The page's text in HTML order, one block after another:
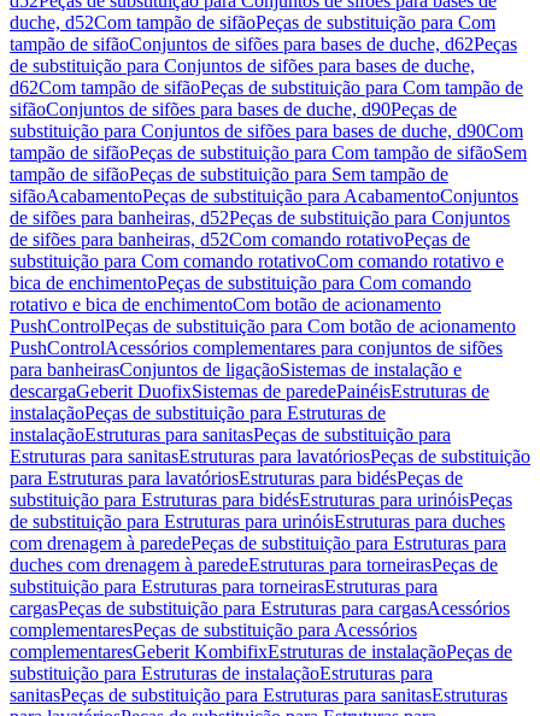
duche, d52Com tampão de sifãoPeças de substituição para Com
tampão de sifãoConjuntos de sifões para bases de duche, d62Peças
de substituição para Conjuntos de sifões para bases de duche,
d62Com tampão de sifãoPeças de substituição para Com tampão de
sifãoConjuntos de sifões para bases de duche, d90Peças de
substituição para Conjuntos de sifões para bases de duche, d90Com
tampão de sifãoPeças de substituição para Com tampão de sifãoSem
tampão de sifãoPeças de substituição para Sem tampão de
sifãoAcabamentoPeças de substituição para AcabamentoConjuntos
de sifões para banheiras, d52Peças de substituição para Conjuntos
de sifões para banheiras, d52Com comando rotativoPeças de
substituição para Com comando rotativoCom comando rotativo e
bica de enchimentoPeças de substituição para Com comando
rotativo e bica de enchimentoCom botão de acionamento
PushControlPeças de substituição para Com botão de acionamento
PushControlAcessórios complementares para conjuntos de sifões
para banheirasConjuntos de ligaçãoSistemas de instalação e
descargaGeberit DuofixSistemas de paredePainéisEstruturas de
instalaçãoPeças de substituição para Estruturas de
instalaçãoEstruturas para sanitasPeças de substituição para
Estruturas para sanitasEstruturas para lavatóriosPeças de substituição
para Estruturas para lavatóriosEstruturas para bidésPeças de
substituição para Estruturas para bidésEstruturas para urinóisPeças
de substituição para Estruturas para urinóisEstruturas para duches
com drenagem à paredePeças de substituição para Estruturas para
duches com drenagem à paredeEstruturas para torneirasPeças de
substituição para Estruturas para torneirasEstruturas para
cargasPeças de substituição para Estruturas para cargasAcessórios
complementaresPeças de substituição para Acessórios
complementaresGeberit KombifixEstruturas de instalaçãoPeças de
substituição para Estruturas de instalaçãoEstruturas para
sanitasPeças de substituição para Estruturas para sanitasEstruturas